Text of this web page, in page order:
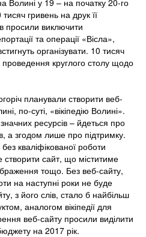
гривень на друк її
просили виключити
та операції «Вісла»,
організувати. 10 тисяч
круглого столу щодо
планували створити веб-
по-суті, «вікіпедію Волині».
ресурсів – йдеться про
а згодом лише про підтримку.
кваліфікованої роботи
створити сайт, що міститиме
тощо. Без веб-сайту,
на наступні роки не буде
з його слів, стало б найбільш
аналогом вікіпедії для
веб-сайту просили виділити
на 2017 рік.